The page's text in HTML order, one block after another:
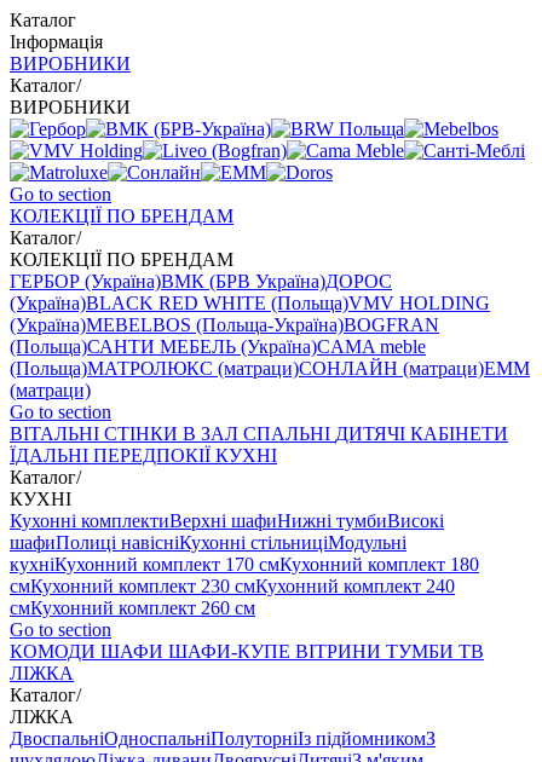
Каталог
Інформація
ВИРОБНИКИ
Каталог/
ВИРОБНИКИ
Go to section
КОЛЕКЦІЇ ПО БРЕНДАМ
Каталог/
КОЛЕКЦІЇ ПО БРЕНДАМ
ГЕРБОР (Україна)ВМК (БРВ Україна)ДОРОС
(Україна)BLACK RED WHITE (Польща)VMV HOLDING
(Україна)MEBELBOS (Польща-Україна)BOGFRAN
(Польща)САНТИ МЕБЕЛЬ (Україна)CAMA meble
(Польща)МАТРОЛЮКС (матраци)СОНЛАЙН (матраци)EMM
(матраци)
Go to section
ВIТАЛЬНI СТІНКИ В ЗАЛ СПАЛЬНІ ДИТЯЧІ КАБІНЕТИ
ЇДАЛЬНI ПЕРЕДПОКІЇ КУХНІ
Каталог/
КУХНІ
Кухонні комплектиВерхні шафиНижні тумбиВисокі
шафиПолиці навісніКухонні стільниціМодульні
кухніКухонний комплект 170 смКухонний комплект 180
смКухонний комплект 230 смКухонний комплект 240
смКухонний комплект 260 см
Go to section
КОМОДИ ШАФИ ШАФИ-КУПЕ ВІТРИНИ ТУМБИ ТВ
ЛІЖКА
Каталог/
ЛІЖКА
ДвоспальніОдноспальніПолуторніІз підйомникомЗ